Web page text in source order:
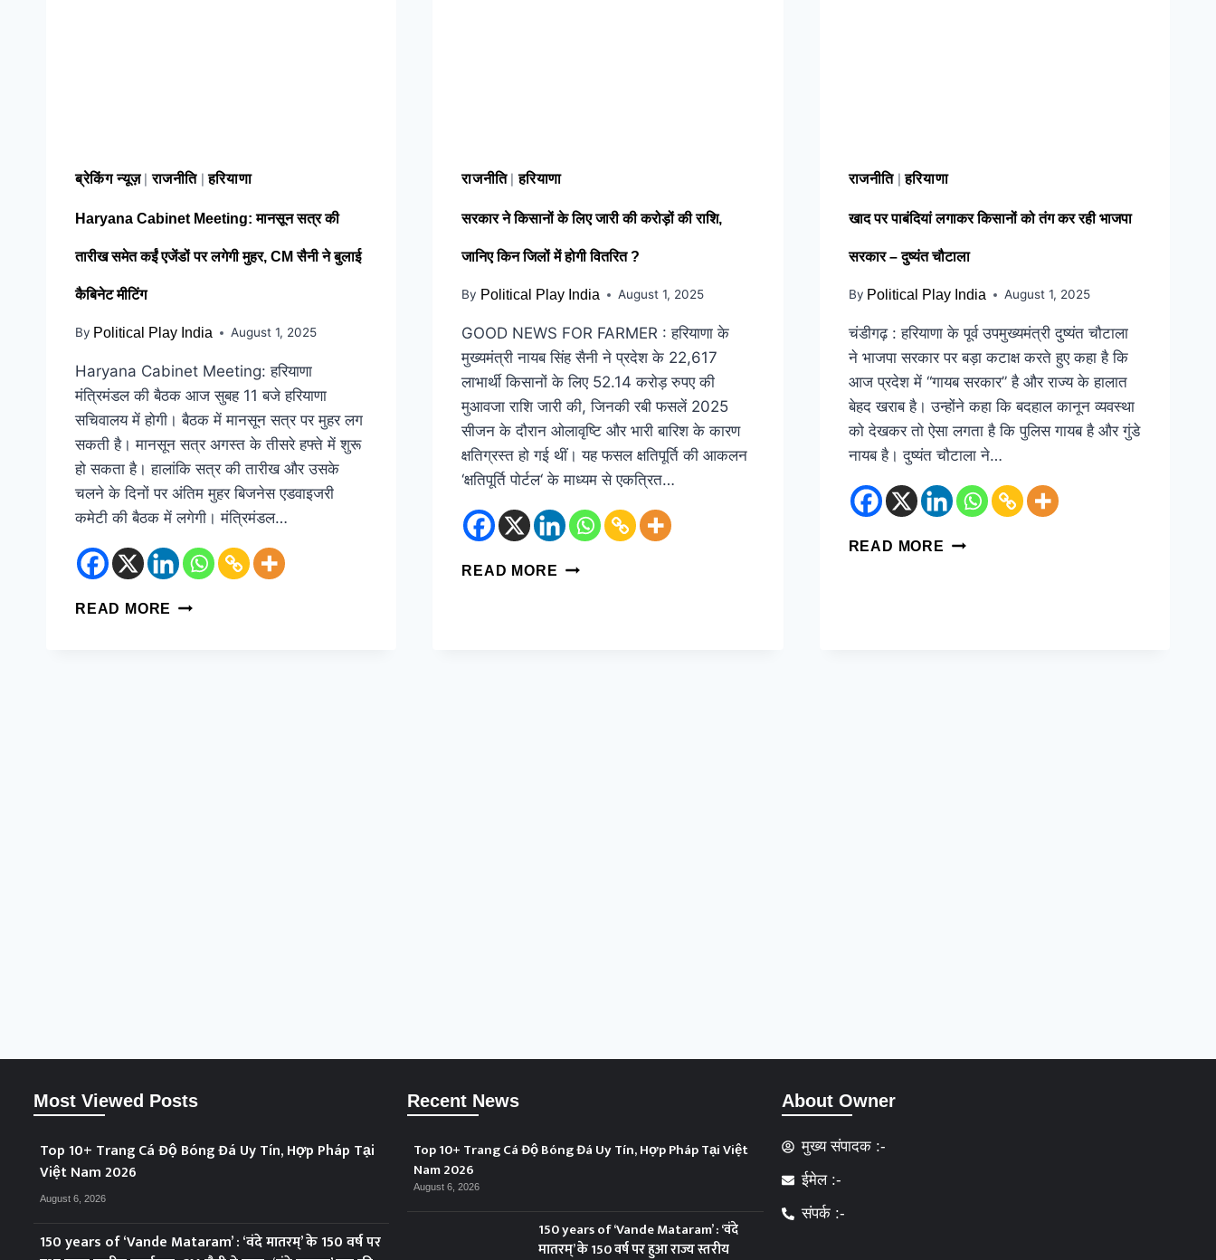
ब्रेकिंग न्यूज़|राजनीति|हरियाणा
Haryana Cabinet Meeting: मानसून सत्र की
तारीख समेत कईं एजेंडों पर लगेगी मुहर, CM सैनी ने बुलाई
कैबिनेट मीटिंग
By Political Play India August 1, 2025
Haryana Cabinet Meeting: हरियाणा
मंत्रिमंडल की बैठक आज सुबह 11 बजे हरियाणा
सचिवालय में होगी। बैठक में मानसून सत्र पर मुहर लग
सकती है। मानसून सत्र अगस्त के तीसरे हफ्ते में शुरू
हो सकता है। हालांकि सत्र की तारीख और उसके
चलने के दिनों पर अंतिम मुहर बिजनेस एडवाइजरी
कमेटी की बैठक में लगेगी। मंत्रिमंडल…
READ MORE
राजनीति|हरियाणा
सरकार ने किसानों के लिए जारी की करोड़ों की राशि,
जानिए किन जिलों में होगी वितरित ?
By Political Play India August 1, 2025
GOOD NEWS FOR FARMER : हरियाणा के
मुख्यमंत्री नायब सिंह सैनी ने प्रदेश के 22,617
लाभार्थी किसानों के लिए 52.14 करोड़ रुपए की
मुआवजा राशि जारी की, जिनकी रबी फसलें 2025
सीजन के दौरान ओलावृष्टि और भारी बारिश के कारण
क्षतिग्रस्त हो गई थीं। यह फसल क्षतिपूर्ति की आकलन
‘क्षतिपूर्ति पोर्टल‘ के माध्यम से एकत्रित…
READ MORE
राजनीति |हरियाणा
खाद पर पाबंदियां लगाकर किसानों को तंग कर रही भाजपा
सरकार – दुष्यंत चौटाला
By Political Play India August 1, 2025
चंडीगढ़ : हरियाणा के पूर्व उपमुख्यमंत्री दुष्यंत चौटाला
ने भाजपा सरकार पर बड़ा कटाक्ष करते हुए कहा है कि
आज प्रदेश में “गायब सरकार” है और राज्य के हालात
बेहद खराब है। उन्होंने कहा कि बदहाल कानून व्यवस्था
को देखकर तो ऐसा लगता है कि पुलिस गायब है और गुंडे
नायब है। दुष्यंत चौटाला ने…
READ MORE
Most Viewed Posts
Top 10+ Trang Cá Độ Bóng Đá Uy Tín, Hợp Pháp Tại
Việt Nam 2026
August 6, 2026
150 years of ‘Vande Mataram’ : ‘वंदे मातरम्’ के 150 वर्ष पर
Recent News
Top 10+ Trang Cá Độ Bóng Đá Uy Tín, Hợp Pháp Tại Việt
Nam 2026
August 6, 2026
150 years of ‘Vande Mataram’ : ‘वंदे
मातरम्’ के 150 वर्ष पर हुआ राज्य स्तरीय
About Owner
मुख्य संपादक :-
ईमेल :-
संपर्क :-